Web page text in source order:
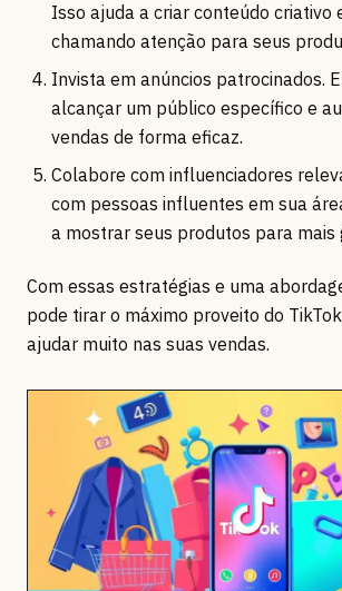
Isso ajuda a criar conteúdo criativo
chamando atenção para seus
Invista em anúncios patrocinados.
alcançar um público específico e
vendas de forma eficaz.
Colabore com influenciadores
com pessoas influentes em sua
a mostrar seus produtos para mais
Com essas estratégias e uma
pode tirar o máximo proveito do
ajudar muito nas suas vendas.